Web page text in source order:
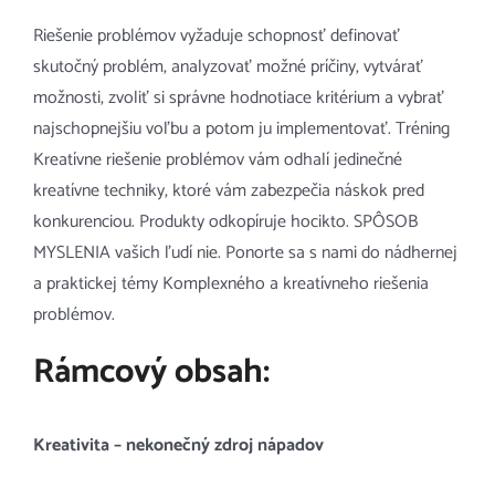
Riešenie problémov vyžaduje schopnosť definovať
skutočný problém, analyzovať možné príčiny, vytvárať
možnosti, zvoliť si správne hodnotiace kritérium a vybrať
najschopnejšiu voľbu a potom ju implementovať. Tréning
Kreatívne riešenie problémov vám odhalí jedinečné
kreatívne techniky, ktoré vám zabezpečia náskok pred
konkurenciou. Produkty odkopíruje hocikto. SPÔSOB
MYSLENIA vašich ľudí nie. Ponorte sa s nami do nádhernej
a praktickej témy Komplexného a kreatívneho riešenia
problémov.
Rámcový obsah:
Kreativita – nekonečný zdroj nápadov